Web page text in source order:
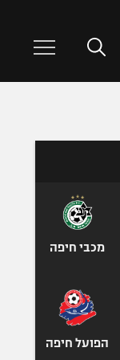
מכבי חיפה
הפועל חיפה